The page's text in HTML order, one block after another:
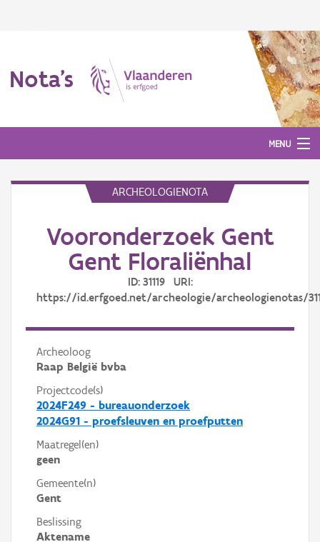
Nota's
MENU
Aanmelden
ARCHEOLOGIENOTA
Vooronderzoek Gent
Gent Floraliënhal
ID: 31119 URI:
https://id.erfgoed.net/archeologie/archeologienotas/
Archeoloog
Raap België bvba
Projectcode(s)
2024F249 - bureauonderzoek
2024G91 - proefsleuven en proefputten
Maatregel(en)
geen
Gemeente(n)
Gent
Beslissing
Aktename